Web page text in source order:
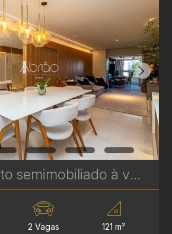
Apartamento semimobiliado à venda com 3 quartos sendo 1 suíte no Cristo Rei, Curitiba - 121 m² - Edifício Fontana Di Trevi | Ref. 1808
2 Vagas 121 m²